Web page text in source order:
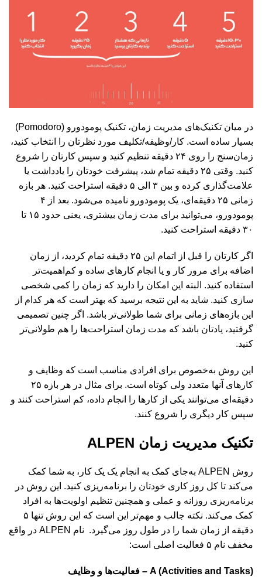
در میان تکنیک‌های مدیریت زمان، تکنیک پومودورو (Pomodoro)
بسیار ساده‌ است. کار/وظیفه/تکلیف مورد نظرتان را انتخاب کنید،
زمان‌سنج را روی ۲۴ دقیقه تنظیم کنید و سپس کارتان را شروع
کنید. وقتی ۲۵ دقیقه تمام شد، پیشرفت خودتان را یادداشت یا
علامت‌گذاری کرده و بین ۳ الی ۵ دقیقه استراحت کنید. هر بازه
زمانی ۲۵ دقیقه‌ای، یک پومودورو نامیده می‌شود. بعد از ۴
پومودورو، می‌توانید برای مدت زمان بیشتری، یعنی حدود ۱۵ تا
۳۰ دقیقه استراحت کنید.
اگر کارتان را قبل از اتمام این ۲۵ دقیقه تمام کردید،‌ از زمان
اضافه برای مرور کار و یا انجام کارهای ساده و کم‌اهمیت‌تر
استفاده کنید. البته این امکان را دارید که زمان را کمی شخصی
سازی کنید. شاید به این نتیجه برسید که بهتر است که هر کدام از
این بازه‌های زمانی برای شما طولانی‌تر باشد. اگر چنین تصمیمی
گرفتید، یادتان باشد که مدت زمان استراحت‌ها را هم طولانی‌تر
کنید.
این روش به‌خصوص برای افرادی مناسب است که وظایف و
کارهای آنها متعدد ولی کوتاه است. برای مثال در هر بازه ۲۵
دقیقه‌ای می‌توانند یکی از کارها را انجام داده، کم استراحت کنند و
سپس کار دیگری را شروع کنند.
تکنیک مدیریت زمان ALPEN
روش ALPEN به‌جای کمک به انجام یک یک کار،‌ به شما کمک
می‌کند تا کل روز کاری خودتان را برنامه‌ریزی کنید. این روش در
برنامه‌ریزی روزانه و عملی و همچنین تنظیم اولویت‌ها به افراد
کمک می‌کند. نکته جالب و مهم‌تر این است که این روش تنها ۵
دقیقه از زمان شما را در طول روز می‌گیرد. نام ALPEN در واقع
مخفف نام ۵ فعالیت اصلی است:
A (Activities and Tasks) – فعالیت‌ها و وظایف